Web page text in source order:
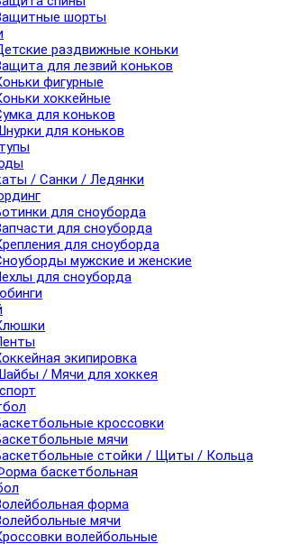
шорты
раздвижные коньки
для лезвий коньков
фигурные
хоккейные
для коньков
для коньков
/ Санки / Ледянки
для сноуборда
для сноуборда
для сноуборда
мужские и женские
для сноуборда
экипировка
/ Мячи для хоккея
кроссовки
мячи
стойки / Щиты / Кольца
баскетбольная
форма
мячи
волейбольные